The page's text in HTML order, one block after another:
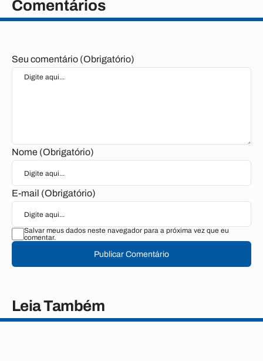
Comentários
Seu comentário (Obrigatório)
Nome (Obrigatório)
E-mail (Obrigatório)
Salvar meus dados neste navegador para a próxima vez que eu
comentar.
Publicar Comentário
Leia Também